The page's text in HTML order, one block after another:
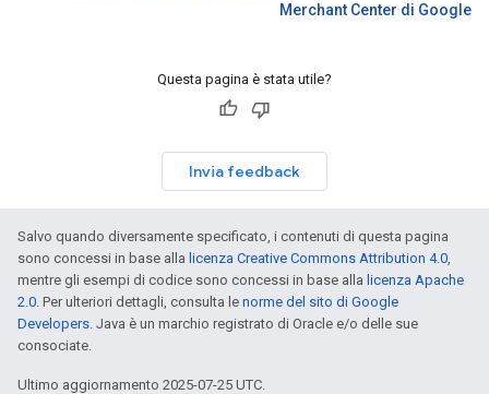
Merchant Center di Google
Questa pagina è stata utile?
Invia feedback
Salvo quando diversamente specificato, i contenuti di questa pagina
sono concessi in base alla licenza Creative Commons Attribution 4.0,
mentre gli esempi di codice sono concessi in base alla licenza Apache
2.0. Per ulteriori dettagli, consulta le norme del sito di Google
Developers. Java è un marchio registrato di Oracle e/o delle sue
consociate.
Ultimo aggiornamento 2025-07-25 UTC.